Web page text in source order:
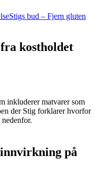
Stigs bud – Fjern gluten
kostholdet
inkluderer matvarer som
der Stig forklarer hvorfor
på